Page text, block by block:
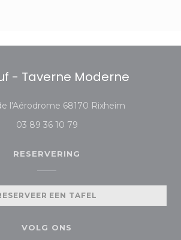
- Taverne Moderne
l'Aérodrome 68170 Rixheim((opent in
03 89 36 10 79
RESERVERING
EEN TAFEL
VOLG ONS